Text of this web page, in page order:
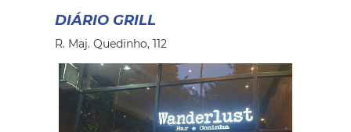
DIÁRIO GRILL
R. Maj. Quedinho, 112